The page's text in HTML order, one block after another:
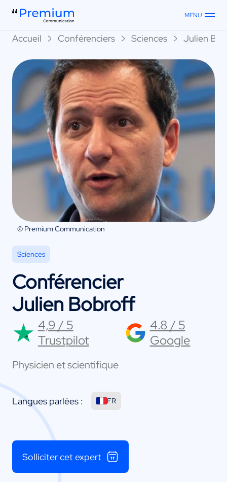
MENU
Accueil Conférenciers Sciences Julien
© Premium Communication
Sciences
Conférencier
Julien Bobroff
4,9 / 5
Trustpilot
4.8 / 5
Google
Physicien et scientifique
Langues parlées : FR
Solliciter cet expert